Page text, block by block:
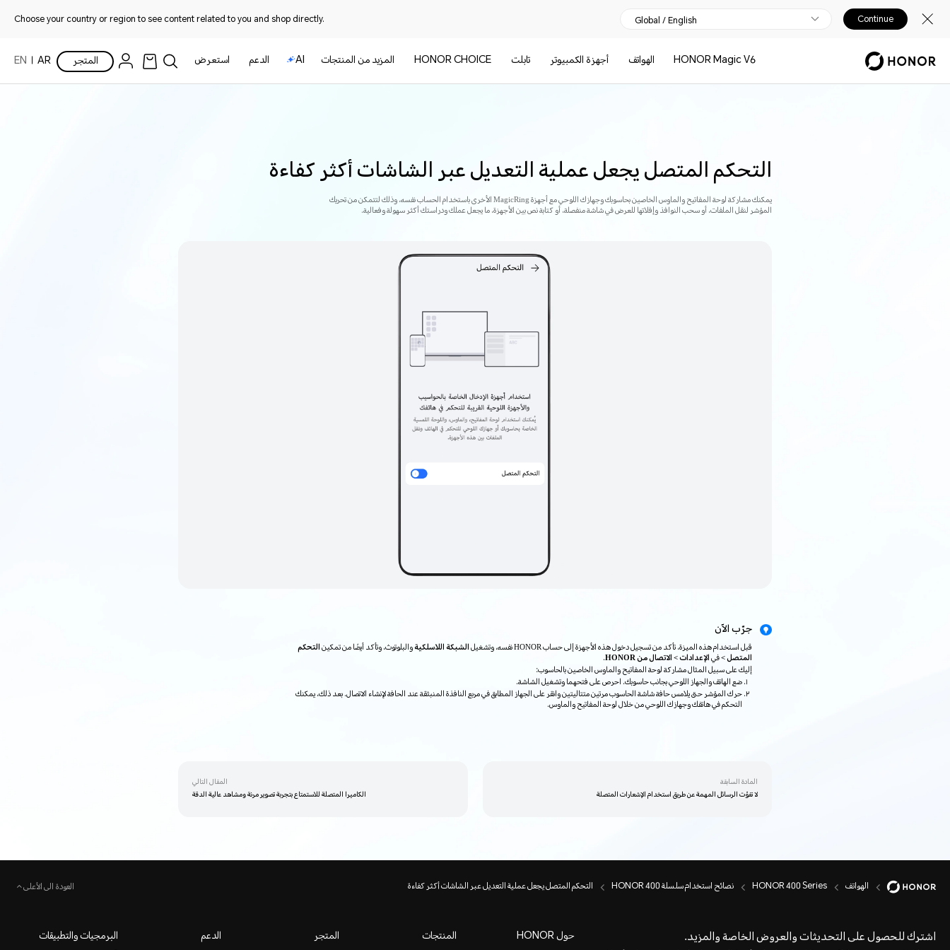
Choose your country or region to see content related to you and shop directly. Global / English Continue
HONOR Magic V6 الهواتف أجهزة الكمبيوتر تابلت HONOR CHOICE المزيد من المنتجات AI الدعم استعرض المتجر AR
EN
التحكم المتصل يجعل عملية التعديل عبر الشاشات أكثر كفاءة
يمكنك مشاركة لوحة المفاتيح والماوس الخاصين بحاسوبك وجهازك اللوحي مع أجهزة MagicRing الأخرى باستخدام الحساب نفسه، وذلك لتتمكن من تحريك
المؤشر لنقل الملفات، أو سحب النوافذ وإفلاتها للعرض في شاشة منفصلة، أو كتابة نص بين الأجهزة، ما يجعل عملك ودراستك أكثر سهولة وفعالية.
جرّب الآن
قبل استخدام هذه الميزة، تأكد من تسجيل دخول هذه الأجهزة إلى حساب HONOR نفسه، وتشغيل الشبكة اللاسلكيةوالبلوتوث، وتأكد أيضًا من تمكينالتحكم
المتصل >فيالإعدادات > الاتصال من HONOR
.
إليك على سبيل المثال مشاركة لوحة المفاتيح والماوس الخاصين بالحاسوب:
ضع الهاتف والجهاز اللوحي بجانب حاسوبك. احرص على فتحهما وتشغيل الشاشة.
حرك المؤشر حتى يلامس حافة شاشة الحاسوب مرتين متتاليتين وانقر على الجهاز المطابق في مربع النافذة المنبثقة عند الحافة لإنشاء الاتصال. بعد ذلك، يمكنك
التحكم في هاتفك وجهازك اللوحي من خلال لوحة المفاتيح والماوس.
المادة السابقة
لا تفوّت الرسائل المهمة عن طريق استخدام الإشعارات المتصلة
المقال التالي
الكاميرا المتصلة للاستمتاع بتجربة تصوير مرنة ومشاهد عالية الدقة
الهواتف HONOR 400 Series نصائح استخدام سلسلة HONOR 400 التحكم المتصل يجعل عملية التعديل عبر الشاشات أكثر كفاءة العودة الى الأعلى
اشترك للحصول على التحديثات والعروض الخاصة والمزيد. حول HONOR المنتجات المتجر الدعم البرمجيات والتطبيقات